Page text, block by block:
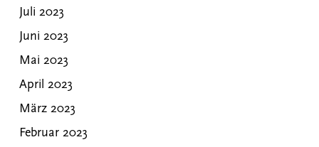
Juli 2023
Juni 2023
Mai 2023
April 2023
März 2023
Februar 2023